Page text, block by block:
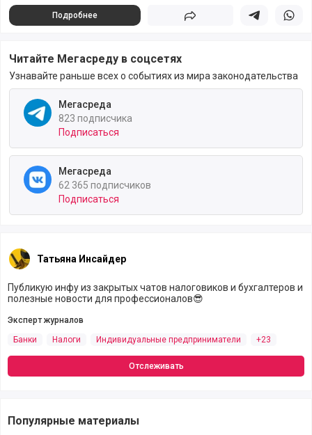
Подробнее Поделиться Поделиться в
Читайте Мегасреду в соцсетях
Узнавайте раньше всех о событиях из мира законодательства
Мегасреда
823 подписчика
Подписаться
Мегасреда
62 365 подписчиков
Подписаться
Татьяна Инсайдер
Публикую инфу из закрытых чатов налоговиков и бухгалтеров и
полезные новости для профессионалов😎
Эксперт журналов
Банки
Налоги Индивидуальные предприниматели +23
Отслеживать
Популярные материалы